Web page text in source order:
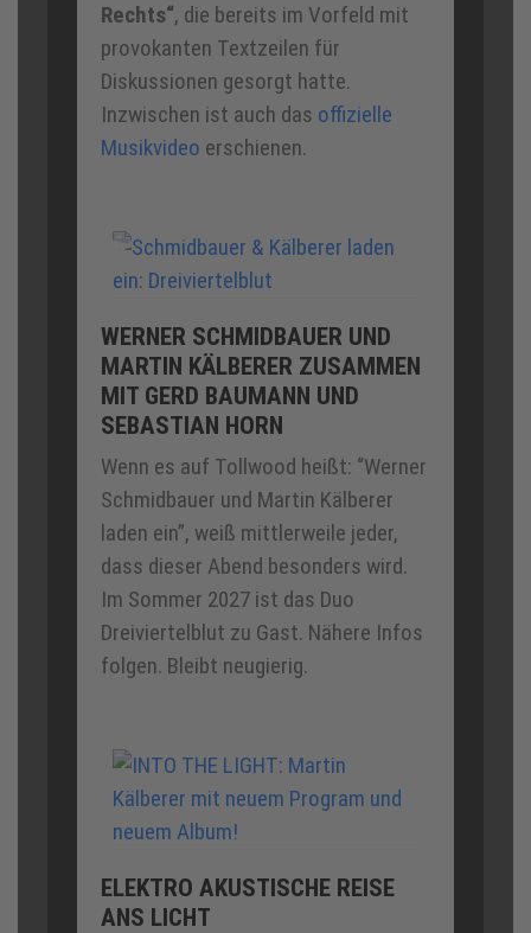
Rechts“, die bereits im Vorfeld mit
provokanten Textzeilen für
Diskussionen gesorgt hatte.
Inzwischen ist auch das offizielle
Musikvideo erschienen.
WERNER SCHMIDBAUER UND
MARTIN KÄLBERER ZUSAMMEN
MIT GERD BAUMANN UND
SEBASTIAN HORN
Wenn es auf Tollwood heißt: “Werner
Schmidbauer und Martin Kälberer
laden ein”, weiß mittlerweile jeder,
dass dieser Abend besonders wird.
Im Sommer 2027 ist das Duo
Dreiviertelblut zu Gast. Nähere Infos
folgen. Bleibt neugierig.
ELEKTRO AKUSTISCHE REISE
ANS LICHT